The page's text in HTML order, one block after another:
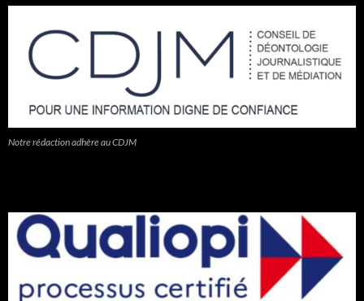
Notre rédaction adhère au CDJM